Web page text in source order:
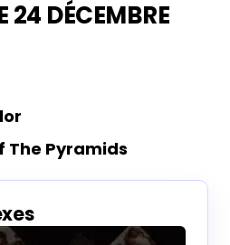
24 DÉCEMBRE
The Pyramids